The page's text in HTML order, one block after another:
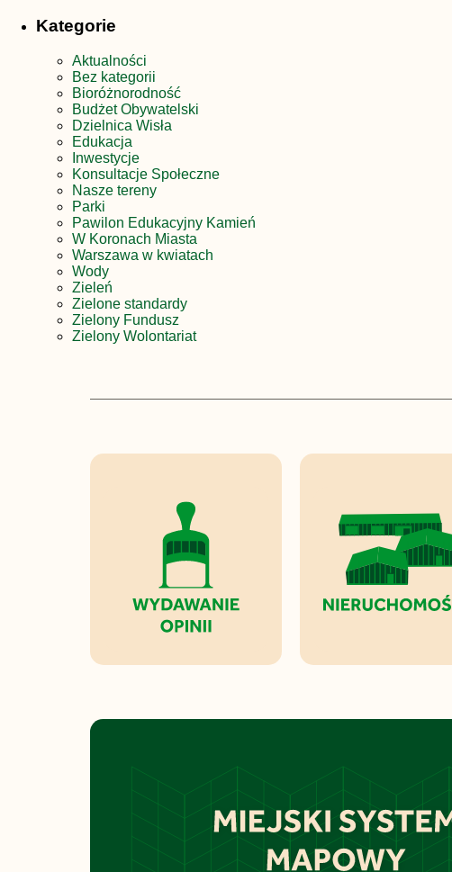
Kategorie
Aktualności
Bez kategorii
Bioróżnorodność
Budżet Obywatelski
Dzielnica Wisła
Edukacja
Inwestycje
Konsultacje Społeczne
Nasze tereny
Parki
Pawilon Edukacyjny Kamień
W Koronach Miasta
Warszawa w kwiatach
Wody
Zieleń
Zielone standardy
Zielony Fundusz
Zielony Wolontariat